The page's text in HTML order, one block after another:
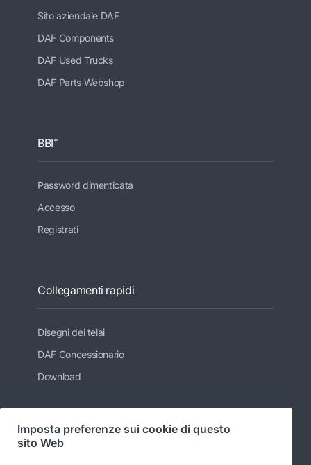
Sito aziendale DAF
DAF Components
DAF Used Trucks
DAF Parts Webshop
BBI⁺
Password dimenticata
Accesso
Registrati
Collegamenti rapidi
Disegni dei telai
DAF Concessionario
Download
Seguici
Imposta preferenze sui cookie di questo
sito Web